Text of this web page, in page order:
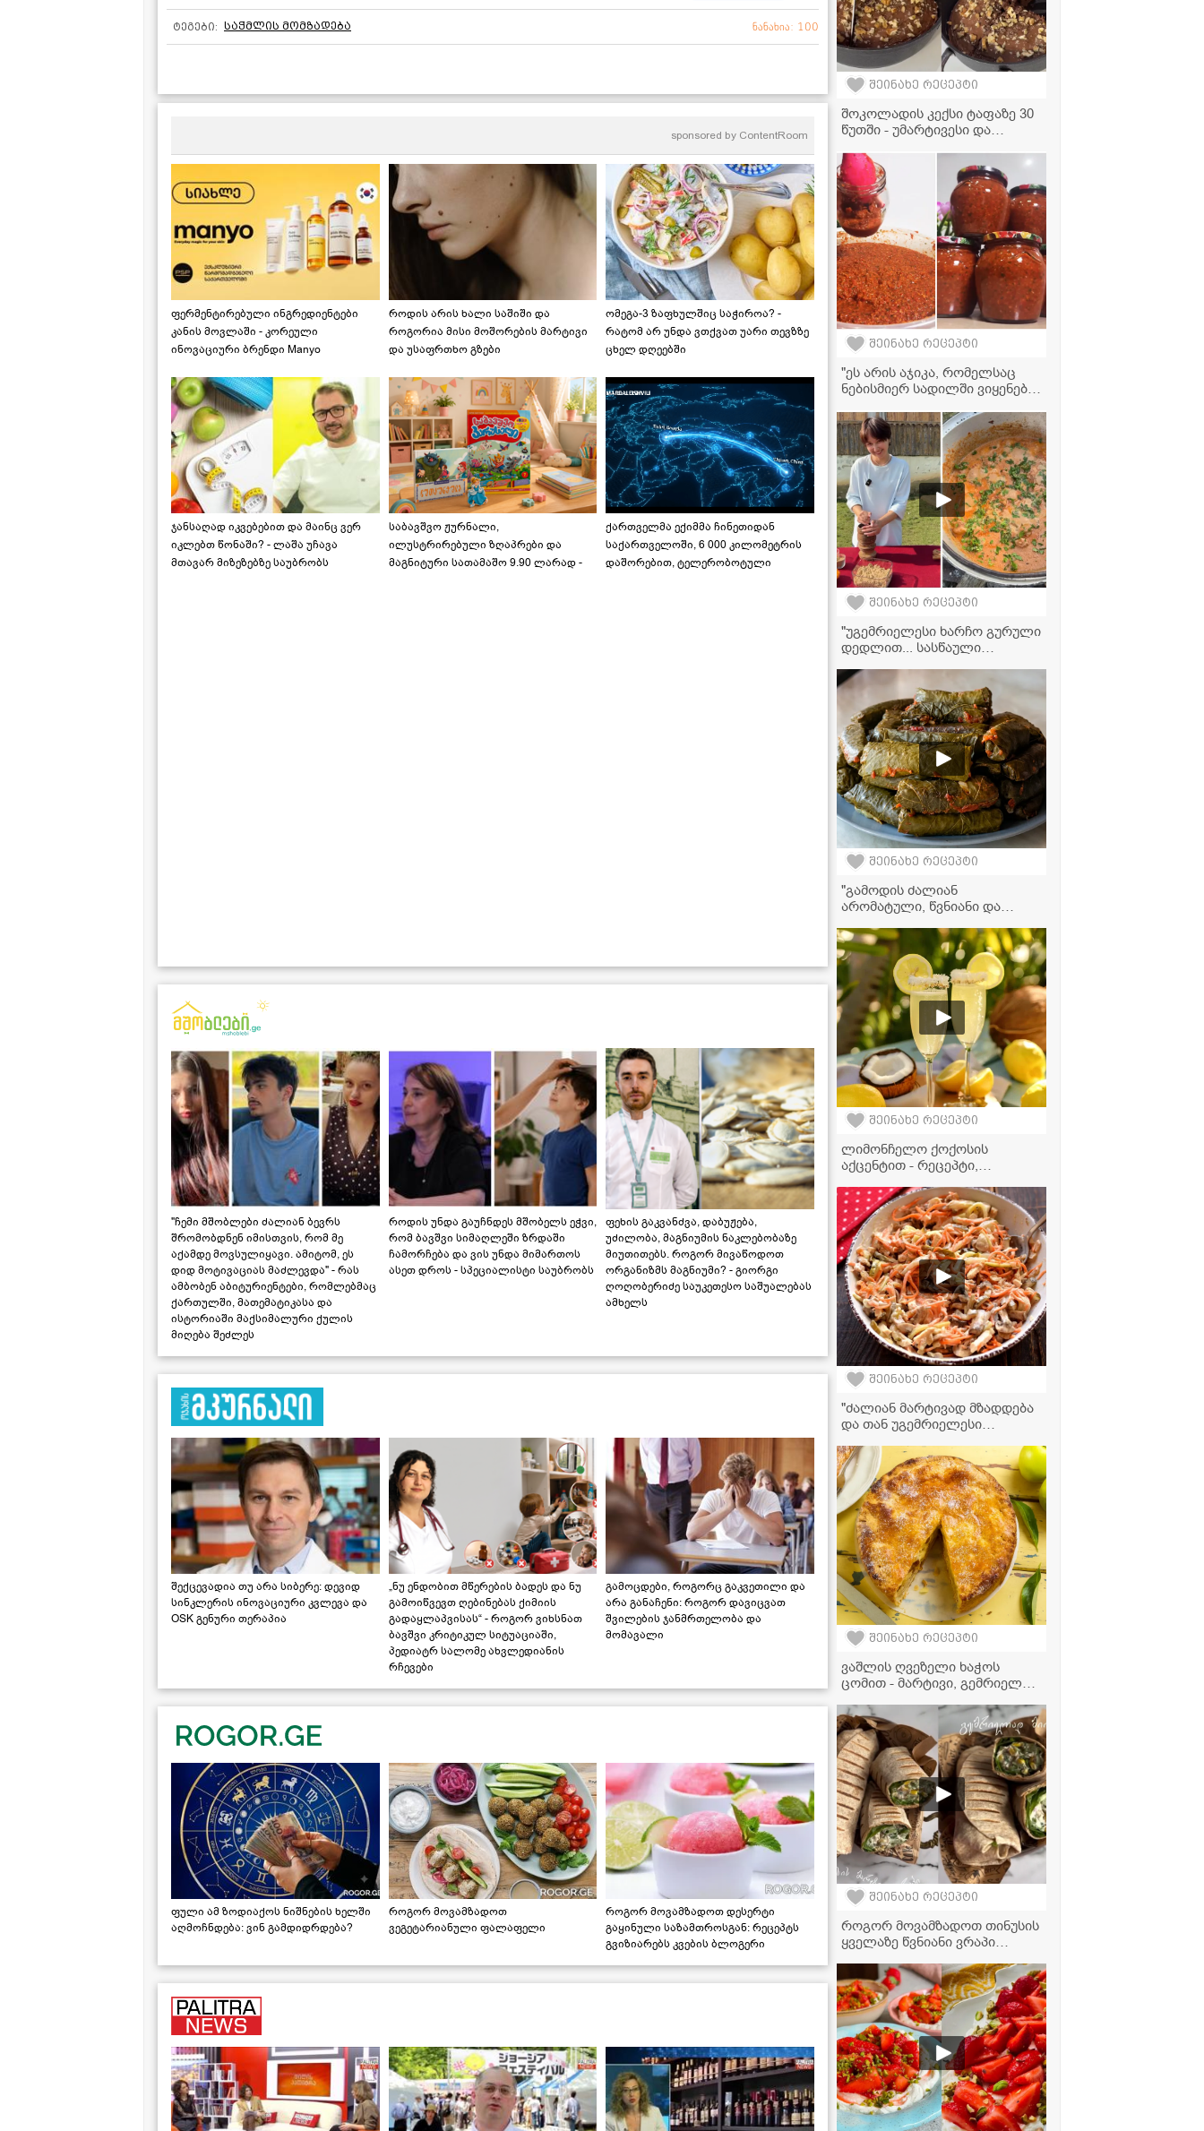
ტეგები: საჭმლის მომზადება ნანახია: 100
sponsored by ContentRoom
ფერმენტირებული ინგრედიენტები
კანის მოვლაში - კორეული
ინოვაციური ბრენდი Manyo
როდის არის ხალი საშიში და
როგორია მისი მოშორების მარტივი
და უსაფრთხო გზები
ომეგა-3 ზაფხულშიც საჭიროა? -
რატომ არ უნდა ვთქვათ უარი თევზზე
ცხელ დღეებში
ჯანსაღად იკვებებით და მაინც ვერ
იკლებთ წონაში? - ლაშა უჩავა
მთავარ მიზეზებზე საუბრობს
საბავშვო ჟურნალი,
ილუსტრირებული ზღაპრები და
მაგნიტური სათამაშო 9.90 ლარად -
ქართველმა ექიმმა ჩინეთიდან
საქართველოში, 6 000 კილომეტრის
დაშორებით, ტელერობოტული
"ჩემი მშობლები ძალიან ბევრს
შრომობდნენ იმისთვის, რომ მე
აქამდე მოვსულიყავი. ამიტომ, ეს
დიდ მოტივაციას მაძლევდა" - რას
ამბობენ აბიტურიენტები, რომლებმაც
ქართულში, მათემატიკასა და
ისტორიაში მაქსიმალური ქულის
მიღება შეძლეს
როდის უნდა გაუჩნდეს მშობელს ეჭვი,
რომ ბავშვი სიმაღლეში ზრდაში
ჩამორჩება და ვის უნდა მიმართოს
ასეთ დროს - სპეციალისტი საუბრობს
ფეხის გაკვანძვა, დაბუჟება,
უძილობა, მაგნიუმის ნაკლებობაზე
მიუთითებს. როგორ მივაწოდოთ
ორგანიზმს მაგნიუმი? - გიორგი
ღოღობერიძე საუკეთესო საშუალებას
ამხელს
შექცევადია თუ არა სიბერე: დევიდ
სინკლერის ინოვაციური კვლევა და
OSK გენური თერაპია
„ნუ ენდობით მწერების ბადეს და ნუ
გამოიწვევთ ღებინებას ქიმიის
გადაყლაპვისას“ - როგორ ვიხსნათ
ბავშვი კრიტიკულ სიტუაციაში,
პედიატრ სალომე ახვლედიანის
რჩევები
გამოცდები, როგორც გაკვეთილი და
არა განაჩენი: როგორ დავიცვათ
შვილების ჯანმრთელობა და
მომავალი
ფული ამ ზოდიაქოს ნიშნების ხელში
აღმოჩნდება: ვინ გამდიდრდება?
როგორ მოვამზადოთ
ვეგეტარიანული ფალაფელი
როგორ მოვამზადოთ დესერტი
გაყინული საზამთროსგან: რეცეპტს
გვიზიარებს კვების ბლოგერი
შეინახე რეცეპტი
შოკოლადის კექსი ტაფაზე 30
წუთში - უმარტივესი და
რომელსაც ღუმელი არ
სჭირდება!
შეინახე რეცეპტი
"ეს არის აჯიკა, რომელსაც
ნებისმიერ სადილში ვიყენებ
წასმულიც საოცრებაა!" -
აჯიკის ვიდეორეცეპტი
ტყემლით
შეინახე რეცეპტი
"უგემრიელესი ხარჩო გურული
დედლით... სასწაული
შეინახე რეცეპტი
"გამოდის ძალიან
არომატული, წვნიანი და
ვეგანური ტოლმა ვაზის
ფოთოლში
შეინახე რეცეპტი
ლიმონჩელო ქოქოსის
აქცენტით - რეცეპტი,
წარმოდგენას შეცვლის ამ
სასმელზე!
შეინახე რეცეპტი
"ძალიან მარტივად მზადდება
და თან უგემრიელესი
სალათა
შეინახე რეცეპტი
ვაშლის ღვეზელი ხაჭოს
ცომით - მარტივი, გემრიელი
შეინახე რეცეპტი
როგორ მოვამზადოთ თინუსის
ყველაზე წვნიანი ვრაპი
საიდუმლო დრესინგის
რეცეპტი, რომელიც გემოს
სრულად ცვლის!